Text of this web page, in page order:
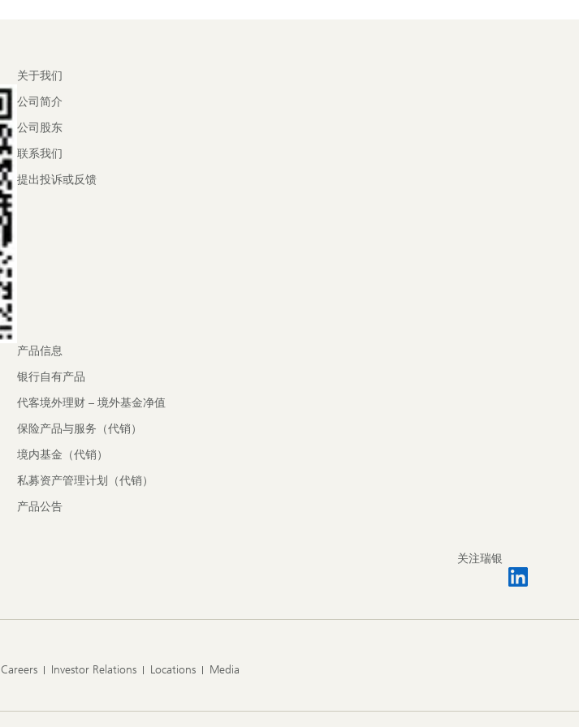
关于我们
公司简介
公司股东
联系我们
提出投诉或反馈
产品信息
银行自有产品
代客境外理财 – 境外基金净值
保险产品与服务（代销）
境内基金（代销）
私募资产管理计划（代销）
产品公告
关注瑞银
Careers Investor Relations Locations Media